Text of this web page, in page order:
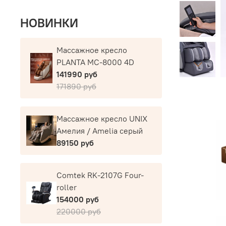
НОВИНКИ
Массажное кресло
PLANTA MC-8000 4D
141990 руб
171890 руб
Массажное кресло UNIX
Амелия / Amelia серый
89150 руб
Comtek RK-2107G Four-
roller
154000 руб
220000 руб